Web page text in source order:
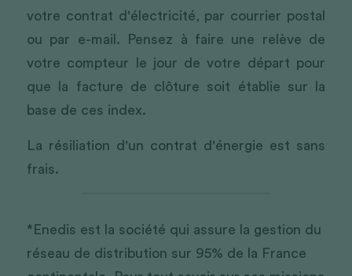
votre contrat d'électricité, par courrier postal
ou par e-mail. Pensez à faire une relève de
votre compteur le jour de votre départ pour
que la facture de clôture soit établie sur la
base de ces index.
La résiliation d'un contrat d'énergie est sans
frais.
*Enedis est la société qui assure la gestion du
réseau de distribution sur 95% de la France